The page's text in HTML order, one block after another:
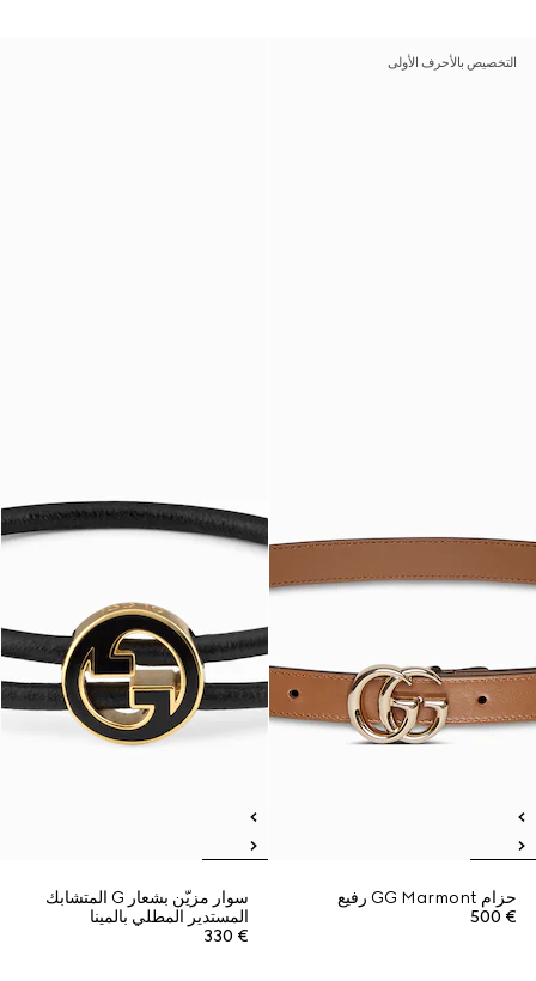
التخصيص بالأحرف الأولى
حزام GG Marmont رفيع
€ 500
سوار مزيّن بشعار G المتشابك
المستدير المطلي بالمينا
€ 330